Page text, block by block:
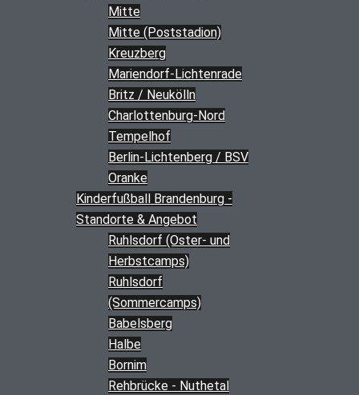
Mitte
Mitte (Poststadion)
Kreuzberg
Mariendorf-Lichtenrade
Britz / Neukölln
Charlottenburg-Nord
Tempelhof
Berlin-Lichtenberg / BSV
Oranke
Kinderfußball Brandenburg -
Standorte & Angebot
Ruhlsdorf (Oster- und
Herbstcamps)
Ruhlsdorf
(Sommercamps)
Babelsberg
Halbe
Bornim
Rehbrücke - Nuthetal